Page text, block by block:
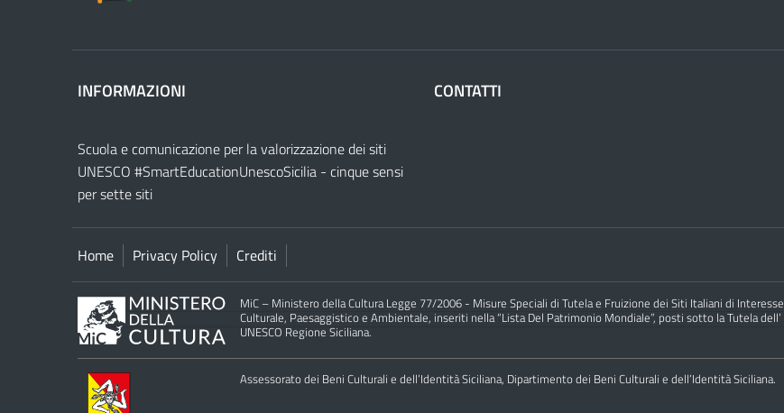
INFORMAZIONI
Scuola e comunicazione per la valorizzazione dei siti
UNESCO #SmartEducationUnescoSicilia - cinque sensi
per sette siti
CONTATTI
Home Privacy Policy Crediti
MiC – Ministero della Cultura Legge 77/2006 - Misure Speciali di Tutela e Fruizione dei Siti Italiani di Interesse
Culturale, Paesaggistico e Ambientale, inseriti nella “Lista Del Patrimonio Mondiale”, posti sotto la Tutela dell’
UNESCO Regione Siciliana.
Assessorato dei Beni Culturali e dell’Identità Siciliana, Dipartimento dei Beni Culturali e dell’Identità Siciliana.